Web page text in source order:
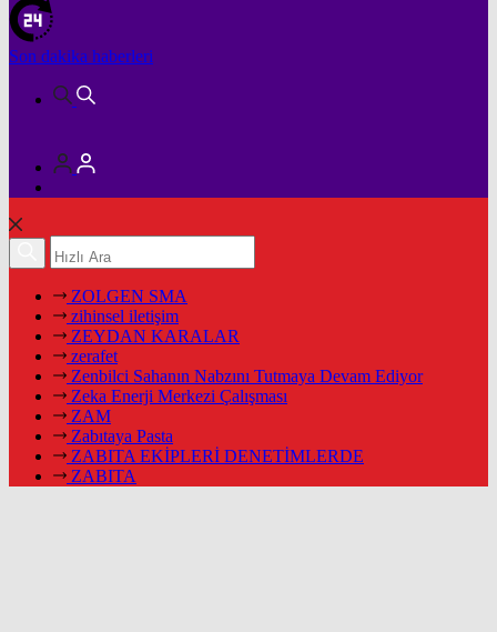
Son dakika haberleri
ZOLGEN SMA
zihinsel iletişim
ZEYDAN KARALAR
zerafet
Zenbilci Sahanın Nabzını Tutmaya Devam Ediyor
Zeka Enerji Merkezi Çalışması
ZAM
Zabıtaya Pasta
ZABITA EKİPLERİ DENETİMLERDE
ZABITA